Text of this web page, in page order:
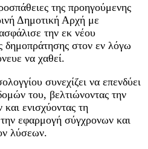
της προηγούμενης
Δημοτική Αρχή με
την εκ νέου
δημοπράτησης στον εν λόγω
να χαθεί.
συνεχίζει να επενδύει
του, βελτιώνοντας την
ενισχύοντας τη
εφαρμογή σύγχρονων και
λύσεων.